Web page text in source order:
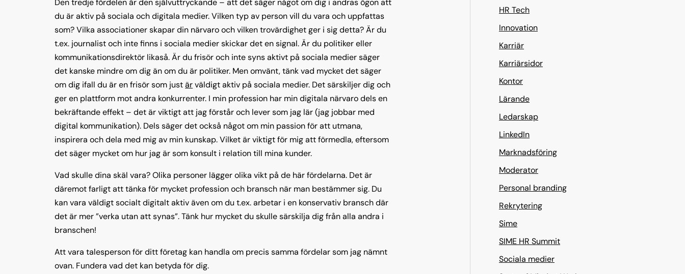
Den tredje fördelen är den självuttryckande – att det säger något om dig i andras ögon att
du är aktiv på sociala och digitala medier. Vilken typ av person vill du vara och uppfattas
som? Vilka associationer skapar din närvaro och vilken trovärdighet ger i sig detta? Är du
t.ex. journalist och inte finns i sociala medier skickar det en signal. Är du politiker eller
kommunikationsdirektör likaså. Är du frisör och inte syns aktivt på sociala medier säger
det kanske mindre om dig än om du är politiker. Men omvänt, tänk vad mycket det säger
om dig ifall du är en frisör som justärväldigt aktiv på sociala medier. Det särskiljer dig och
ger en plattform mot andra konkurrenter. I min profession har min digitala närvaro dels en
bekräftande effekt – det är viktigt att jag förstår och lever som jag lär (jag jobbar med
digital kommunikation). Dels säger det också något om min passion för att utmana,
inspirera och dela med mig av min kunskap. Vilket är viktigt för mig att förmedla, eftersom
det säger mycket om hur jag är som konsult i relation till mina kunder.
Vad skulle dina skäl vara? Olika personer lägger olika vikt på de här fördelarna. Det är
däremot farligt att tänka för mycket profession och bransch när man bestämmer sig. Du
kan vara väldigt socialt digitalt aktiv även om du t.ex. arbetar i en konservativ bransch där
det är mer ”verka utan att synas”. Tänk hur mycket du skulle särskilja dig från alla andra i
branschen!
Att vara talesperson för ditt företag kan handla om precis samma fördelar som jag nämnt
ovan. Fundera vad det kan betyda för dig.
HR Tech
Innovation
Karriär
Karriärsidor
Kontor
Lärande
Ledarskap
LinkedIn
Marknadsföring
Moderator
Personal branding
Rekrytering
Sime
SIME HR Summit
Sociala medier